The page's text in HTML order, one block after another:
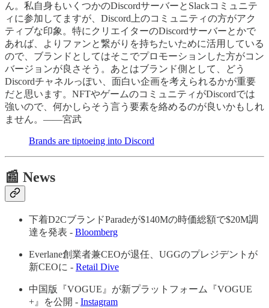
ん。私自身もいくつかのDiscordサーバーとSlackコミュニテ
ィに参加してますが、Discord上のコミュニティの方がアク
ティブな印象。特にクリエイターのDiscordサーバーとかで
あれば、よりファンと繋がりを持ちたいために活用している
ので、ブランドとしてはそこでプロモーションした方がコン
バージョンが良さそう。あとはブランド側として、どう
Discordチャネルっぽい、面白い企画を考えられるかが重要
だと思います。NFTやゲームのコミュニティがDiscordでは
強いので、何かしらそう言う要素を絡めるのが良いかもしれ
ません。——宮武
Brands are tiptoeing into Discord
📰 News
​​下着D2CブランドParadeが$140Mの時価総額で$20M調
達を発表 - Bloomberg
Everlane創業者兼CEOが退任、UGGのプレジデントが
新CEOに - Retail Dive
中国版『VOGUE』が新プラットフォーム『VOGUE
+』を公開 - Instagram